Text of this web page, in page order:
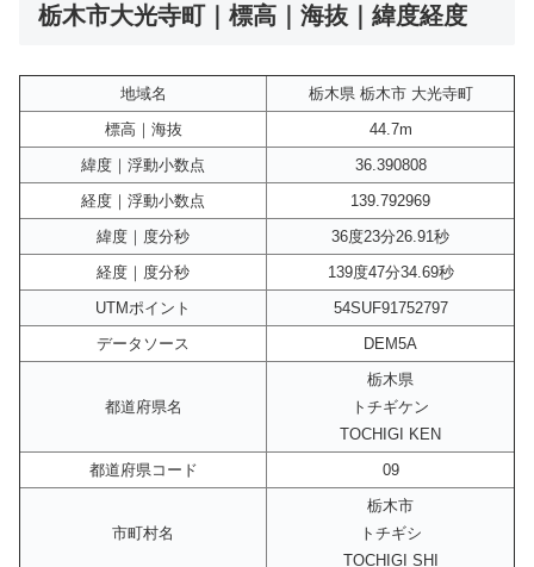
栃木市大光寺町｜標高｜海抜｜緯度経度
地域名
栃木県 栃木市 大光寺町
標高｜海抜
44.7m
緯度｜浮動小数点
36.390808
経度｜浮動小数点
139.792969
緯度｜度分秒
36度23分26.91秒
経度｜度分秒
139度47分34.69秒
UTMポイント
54SUF91752797
データソース
DEM5A
都道府県名
栃木県
トチギケン
TOCHIGI KEN
都道府県コード
09
市町村名
栃木市
トチギシ
TOCHIGI SHI